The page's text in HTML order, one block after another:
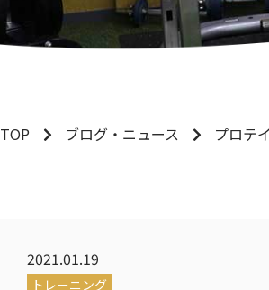
TOP ブログ・ニュース プロテ
2021.01.19
トレーニング